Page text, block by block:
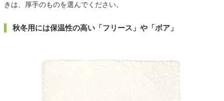
きは、厚手のものを選んでください。
秋冬用には保温性の高い「フリース」や「ボア」